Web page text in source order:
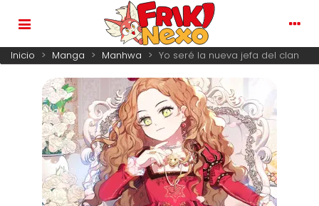
Inicio > Manga > Manhwa > Yo seré la nueva jefa del clan